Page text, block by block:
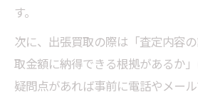
安心して出張買取を利用
口コミや評判で信頼でき
す。
次に、出張買取の際は「査定内容
取金額に納得できる根拠があるか」
疑問点があれば事前に電話やメー